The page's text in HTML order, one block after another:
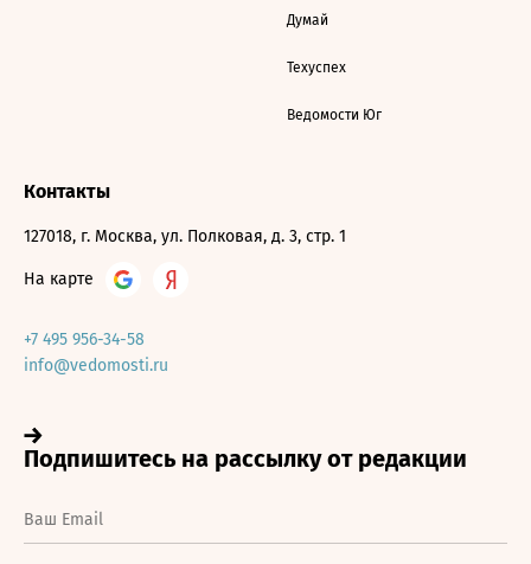
Думай
Техуспех
Ведомости Юг
Контакты
127018, г. Москва, ул. Полковая, д. 3, стр. 1
На карте
+7 495 956-34-58
info@vedomosti.ru